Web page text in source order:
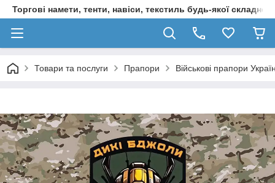
Торгові намети, тенти, навіси, текстиль будь-якої
Товари та послуги Прапори Військові прапори